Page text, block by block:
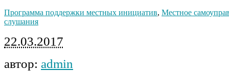
Программа поддержки местных инициатив, Местное
слушания
22.03.2017
автор: admin